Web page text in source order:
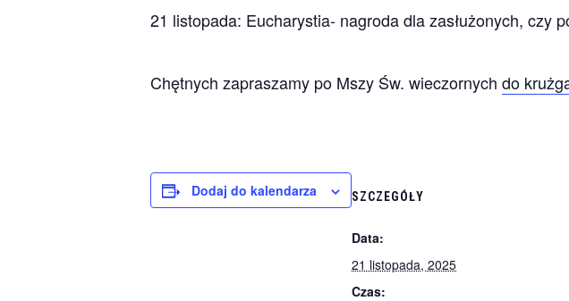
21 listopada: Eucharystia- nagroda dla zasłużonych, czy
Chętnych zapraszamy po Mszy Św. wieczornych do
Dodaj do kalendarza SZCZEGÓŁY
Data:
21 listopada, 2025
Czas: